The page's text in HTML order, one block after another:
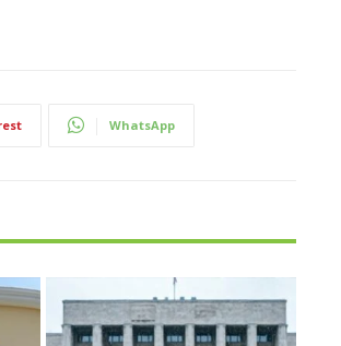
WhatsApp